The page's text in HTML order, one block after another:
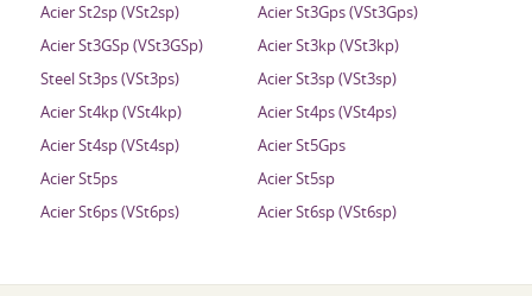
Acier St2sp (VSt2sp)
Acier St3Gps (VSt3Gps)
Acier St3GSp (VSt3GSp)
Acier St3kp (VSt3kp)
Steel St3ps (VSt3ps)
Acier St3sp (VSt3sp)
Acier St4kp (VSt4kp)
Acier St4ps (VSt4ps)
Acier St4sp (VSt4sp)
Acier St5Gps
Acier St5ps
Acier St5sp
Acier St6ps (VSt6ps)
Acier St6sp (VSt6sp)